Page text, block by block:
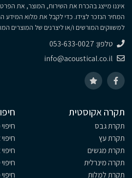
איננו מייצג בהכרח את השירות, המוצר, את
המחיר הנזכר לצידו. כדי לקבל את מלוא המידע
למשווקים המורשים ו/או ליצרנים של המוצרים
טלפון: 053-633-0027
info@acoustical.co.il
תקרה אקוסטית
תקרת גבס
תקרת עץ
תקרת מגשים
תקרה מינרלית
תקרת למלות